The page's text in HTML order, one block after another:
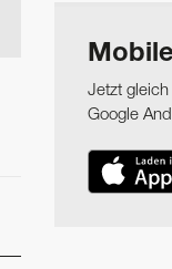
Jetzt
Google